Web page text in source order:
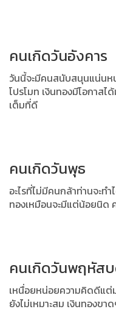
คนเกิดวันอังคาร
วันนี้จะมีคนสนับสนุนแน่นห
โปรโมท เงินทองมีโอกาส
เต็มที่ดี
คนเกิดวันพุธ
อะไรที่ไม่มีคนกล้าท่านจะท
ทองเหมือนจะมีแต่น้อยนิด
คนเกิดวันพฤหัส
เหนื่อยหน่อยความคิดดีแต่
ยังไม่เหมาะสม เงินทองขา